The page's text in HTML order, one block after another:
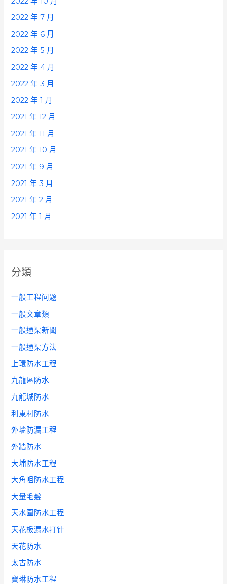
2022 年 7 月
2022 年 6 月
2022 年 5 月
2022 年 4 月
2022 年 3 月
2022 年 1 月
2021 年 12 月
2021 年 11 月
2021 年 10 月
2021 年 9 月
2021 年 3 月
2021 年 2 月
2021 年 1 月
分類
一般工程问题
一般文章類
一般通渠新聞
一般通渠方法
上環防水工程
九龍區防水
九龍城防水
利東村防水
外墻防漏工程
外牆防水
大埔防水工程
大角咀防水工程
大量毛髮
天水圍防水工程
天花板漏水打针
天花防水
太古防水
寶琳防水工程